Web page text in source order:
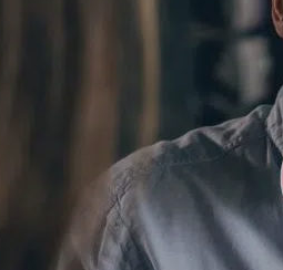
de broers Yifeng en
waarvan er 75 in 52
bereiden,
als basis